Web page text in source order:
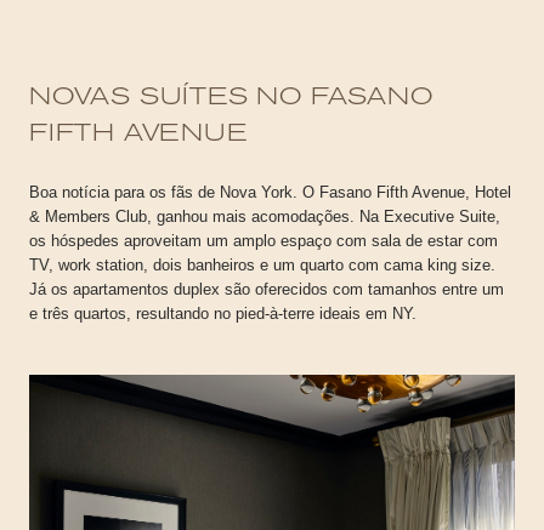
NOVAS SUÍTES NO FASANO
FIFTH AVENUE
Boa notícia para os fãs de Nova York. O Fasano Fifth Avenue, Hotel
& Members Club, ganhou mais acomodações. Na Executive Suite,
os hóspedes aproveitam um amplo espaço com sala de estar com
TV, work station, dois banheiros e um quarto com cama king size.
Já os apartamentos duplex são oferecidos com tamanhos entre um
e três quartos, resultando no pied-à-terre ideais em NY.